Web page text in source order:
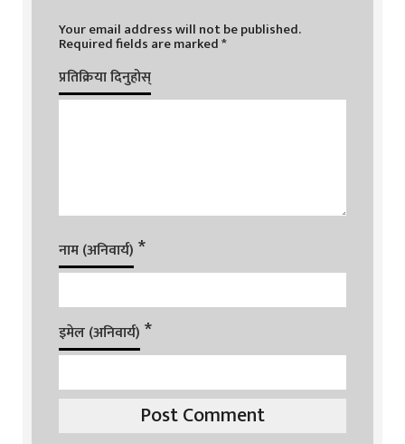
Your email address will not be published.
Required fields are marked*
प्रतिक्रिया दिनुहोस्
नाम (अनिवार्य) *
इमेल (अनिवार्य) *